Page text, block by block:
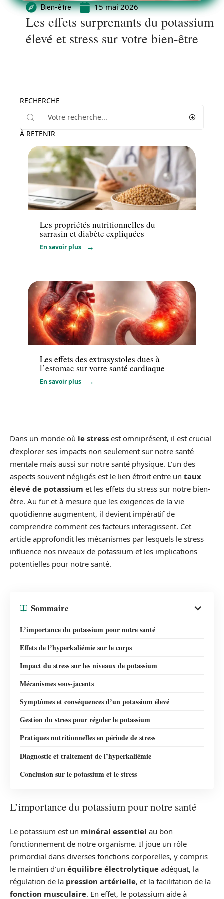
Bien-être 15 mai 2026
Les effets surprenants du potassium
élevé et stress sur votre bien-être
RECHERCHE
À RETENIR
Minceur
Les propriétés nutritionnelles du
sarrasin et diabète expliquées
En savoir plus
Santé
Les effets des extrasystoles dues à
l’estomac sur votre santé cardiaque
En savoir plus
Dans un monde où le stress est omniprésent, il est crucial
d’explorer ses impacts non seulement sur notre santé
mentale mais aussi sur notre santé physique. L’un des
aspects souvent négligés est le lien étroit entre un taux
élevé de potassium et les effets du stress sur notre bien-
être. Au fur et à mesure que les exigences de la vie
quotidienne augmentent, il devient impératif de
comprendre comment ces facteurs interagissent. Cet
article approfondit les mécanismes par lesquels le stress
influence nos niveaux de potassium et les implications
potentielles pour notre santé.
Sommaire
L’importance du potassium pour notre santé
Effets de l’hyperkaliémie sur le corps
Impact du stress sur les niveaux de potassium
Mécanismes sous-jacents
Symptômes et conséquences d’un potassium élevé
Gestion du stress pour réguler le potassium
Pratiques nutritionnelles en période de stress
Diagnostic et traitement de l’hyperkaliémie
Conclusion sur le potassium et le stress
L’importance du potassium pour notre santé
Le potassium est un minéral essentiel au bon
fonctionnement de notre organisme. Il joue un rôle
primordial dans diverses fonctions corporelles, y compris
le maintien d’un équilibre électrolytique adéquat, la
régulation de la pression artérielle, et la facilitation de la
fonction musculaire. En effet, le potassium aide à